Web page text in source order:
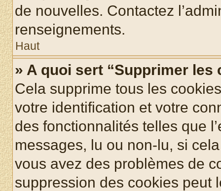
de nouvelles. Contactez
renseignements.
Haut
» A quoi sert “Supprimer les
Cela supprime tous les
votre identification et votre
des fonctionnalités telles que
messages, lu ou non-lu, si
vous avez des problèmes de
suppression des cookies peut